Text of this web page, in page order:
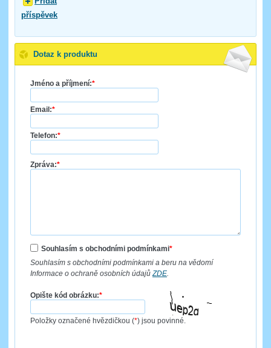
příspěvek
Dotaz k produktu
Jméno a příjmení:*
Email:*
Telefon:*
Zpráva:*
Souhlasím s obchodními podmínkami*
Souhlasím s obchodními podmínkami a beru na vědomí
Informace o ochraně osobních údajů ZDE
Opište kód obrázku:*
Položky označené hvězdičkou (*) jsou povinné.